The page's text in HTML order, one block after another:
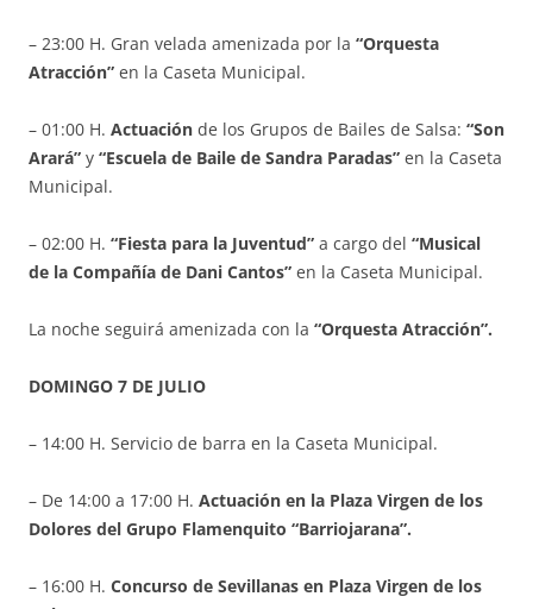
– 23:00 H. Gran velada amenizada por la “Orquesta
Atracción” en la Caseta Municipal.
– 01:00 H. Actuación de los Grupos de Bailes de Salsa: “Son
Arará” y “Escuela de Baile de Sandra Paradas” en la Caseta
Municipal.
– 02:00 H. “Fiesta para la Juventud” a cargo del “Musical
de la Compañía de Dani Cantos” en la Caseta Municipal.
La noche seguirá amenizada con la “Orquesta Atracción”.
DOMINGO 7 DE JULIO
– 14:00 H. Servicio de barra en la Caseta Municipal.
– De 14:00 a 17:00 H. Actuación en la Plaza Virgen de los
Dolores del Grupo Flamenquito “Barriojarana”.
– 16:00 H. Concurso de Sevillanas en Plaza Virgen de los